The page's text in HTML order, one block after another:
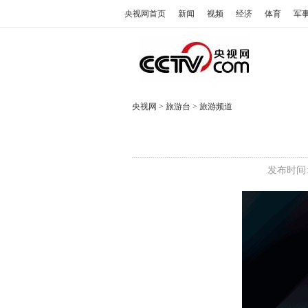
央视网首页 新闻 视频 经济 体育 军
央视网 > 旅游台 > 旅游频道
发布时